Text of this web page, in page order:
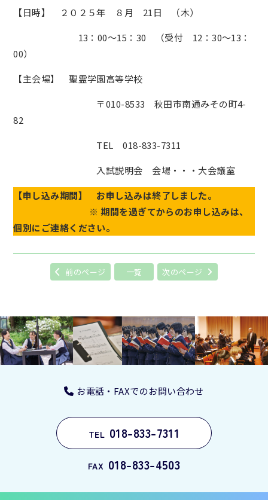
【日時】 ２０２５年 ８月 21日 （木）
13：00～15：30 （受付 12：30～13：
00）
【主会場】 聖霊学園高等学校
〒010-8533 秋田市南通みその町4-
82
TEL 018-833-7311
入試説明会 会場・・・大会議室
【申し込み期間】 お申し込みは終了しました。
※ 期間を過ぎてからのお申し込みは、
個別にご連絡ください。
前のページ 一覧 次のページ
お電話・FAXでのお問い合わせ
TEL 018-833-7311
FAX 018-833-4503